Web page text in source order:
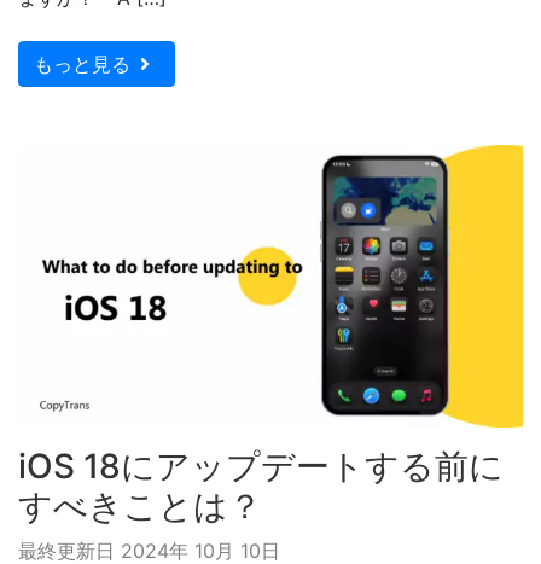
もっと見る
iOS 18にアップデートする前に
すべきことは？
最終更新日 2024年 10月 10日